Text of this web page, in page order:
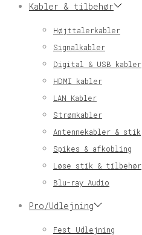
Kabler & tilbehør
Højttalerkabler
Signalkabler
Digital & USB kabler
HDMI kabler
LAN Kabler
Strømkabler
Antennekabler & stik
Spikes & afkobling
Løse stik & tilbehør
Blu-ray Audio
Pro/Udlejning
Fest Udlejning